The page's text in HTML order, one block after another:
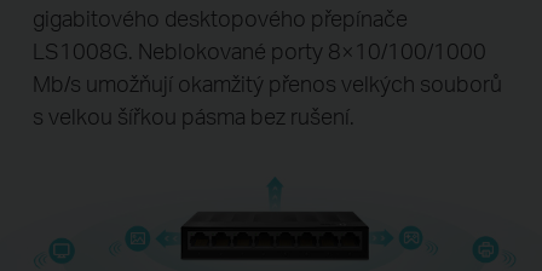
gigabitového desktopového přepínače
LS1008G. Neblokované porty 8×10/100/1000
Mb/s umožňují okamžitý přenos velkých souborů
s velkou šířkou pásma bez rušení.